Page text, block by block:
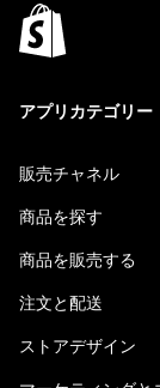
アプリカテゴリー
販売チャネル
商品を探す
商品を販売する
注文と配送
ストアデザイン